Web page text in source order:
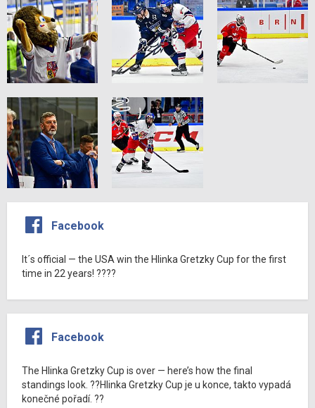
Facebook
It´s official — the USA win the Hlinka Gretzky Cup for the first
time in 22 years! ????
Facebook
The Hlinka Gretzky Cup is over — here’s how the final
standings look. ??Hlinka Gretzky Cup je u konce, takto vypadá
konečné pořadí. ??